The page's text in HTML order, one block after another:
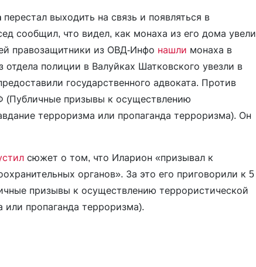
перестал выходить на связь и появляться в
сообщил, что видел, как монаха из его дома увели
правозащитники из ОВД-Инфо нашли монаха в
отдела полиции в Валуйках Шатковского увезли в
государственного адвоката. Против
(Публичные призывы к осуществлению
терроризма или пропаганда терроризма). Он
сюжет о том, что Иларион «призывал к
органов». За это его приговорили к 5
призывы к осуществлению террористической
или пропаганда терроризма).